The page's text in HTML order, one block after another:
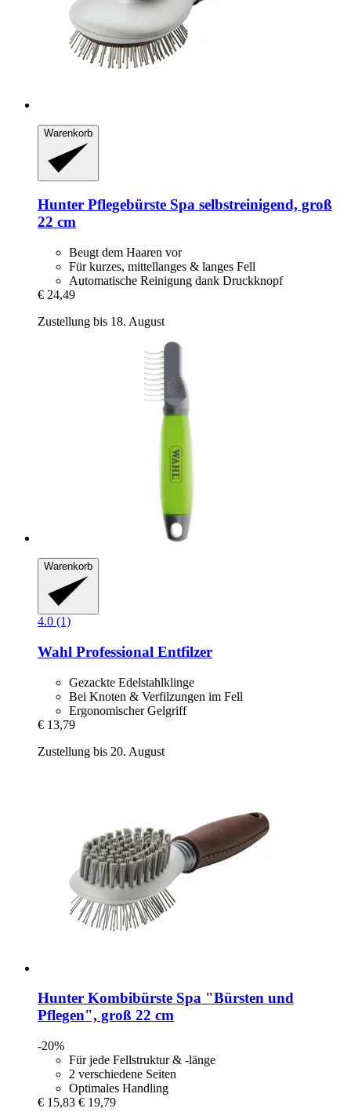
Warenkorb
Hunter Pflegebürste Spa selbstreinigend, groß
22 cm
Beugt dem Haaren vor
Für kurzes, mittellanges & langes Fell
Automatische Reinigung dank Druckknopf
€ 24,49
Zustellung bis 18. August
Warenkorb
4.0 (1)
Wahl Professional Entfilzer
Gezackte Edelstahlklinge
Bei Knoten & Verfilzungen im Fell
Ergonomischer Gelgriff
€ 13,79
Zustellung bis 20. August
Hunter Kombibürste Spa "Bürsten und
Pflegen", groß 22 cm
-20%
Für jede Fellstruktur & -länge
2 verschiedene Seiten
Optimales Handling
€ 15,83 € 19,79